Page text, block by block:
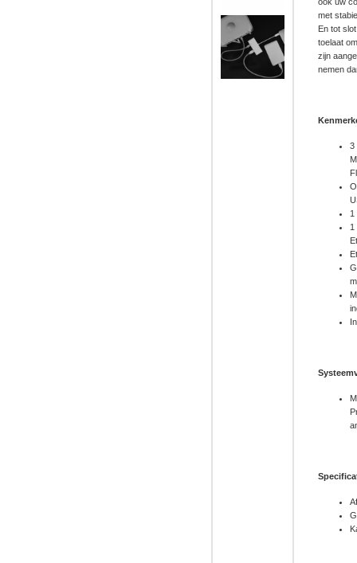
met
En tot
toelaat
zijn
nemen
3
1
1